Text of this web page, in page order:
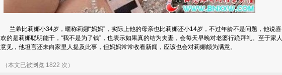
兰希比莉娜小34岁，暱称莉娜“妈妈”，实际上他的母亲也比莉娜还小14岁，不过年龄不是问题，他说喜
欢的是莉娜聪明能干，“我不是为了钱”，也表示如果真的结为夫妻，会每天早晚对老婆行跪拜礼。至于家人
意见，他坦言还未向家里人提及此事，但妈妈常常收看新闻，应该也会对莉娜颇为满意。
（本文已被浏览 1822 次）